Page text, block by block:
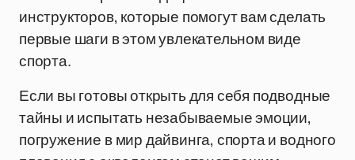
инструкторов, которые помогут вам сделать
первые шаги в этом увлекательном виде
спорта.
Если вы готовы открыть для себя подводные
тайны и испытать незабываемые эмоции,
погружение в мир дайвинга, спорта и водного